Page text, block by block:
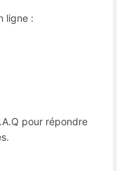
ligne :
pour répondre